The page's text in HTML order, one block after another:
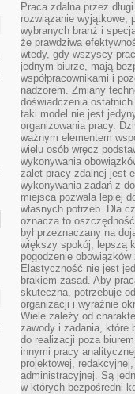
Praca zdalna przez
rozwiązanie wyjątkowe,
wybranych branż i
że prawdziwa
wtedy, gdy wszyscy
jednym biurze, mają
współpracownikami i
nadzorem. Zmiany
doświadczenia
taki model nie jest
organizowania pracy.
ważnym elementem
wielu osób wręcz
wykonywania
zalet pracy zdalnej jest
wykonywania zadań z
miejsca pozwala lepiej
własnych potrzeb. Dla
oznacza to
był przeznaczany na
większy spokój, lepszą
pogodzenie
Elastyczność nie jest
brakiem zasad. Aby
skuteczna, potrzebuje
organizacji i wyraźnie
Wiele zależy od
zawody i zadania, które
do realizacji poza
innymi pracy
projektowej,
administracyjnej. Są
w których bezpośredni